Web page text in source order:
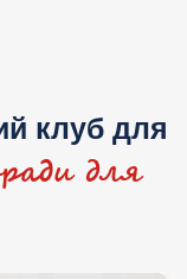
клуб для
для